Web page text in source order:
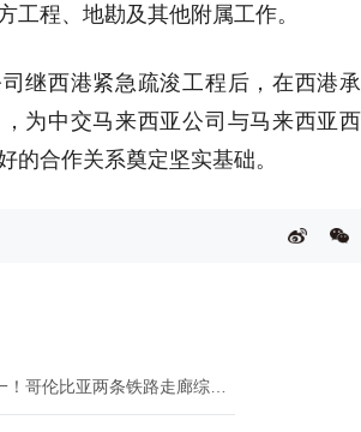
工程、地勘及其他附属工作。
继西港紧急疏浚工程后，在西港承
为中交马来西亚公司与马来西亚西
的合作关系奠定坚实基础。